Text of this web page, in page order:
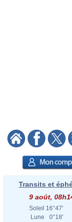
Transits et
9 août,
Soleil 16°47'
Lune
0°18'